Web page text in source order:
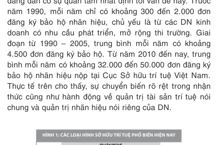
năm 1990, mỗi năm chỉ có khoảng 300 đến 2.000 đơn
đăng ký bảo hộ nhãn hiệu, chủ yếu là từ các DN kinh
doanh có nhu cầu phát triển, mở rộng thi trường. Giai
đoạn từ 1990 – 2005, trung bình mỗi năm có khoảng
4.500 đơn đăng ký bảo hộ. Từ năm 2010 đến nay, trung
bình mỗi năm có khoảng 32.000 đến 50.000 đơn đăng ký
bảo hộ nhãn hiệu nộp tại Cục Sở hữu trí tuệ Việt Nam.
Thực tế trên cho thấy, sự chuyển biến rõ rệt trong nhận
thức cũng như hành động về quản trị tài sản trí tuệ nói
chung và quản trị nhãn hiệu nói riêng của DN.